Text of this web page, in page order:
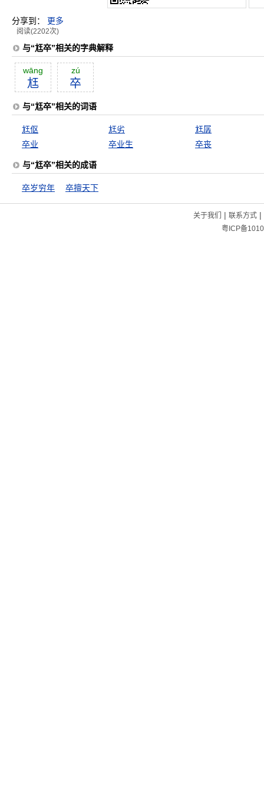
分享到： 更多
阅读(2202次)
与“尪卒”相关的字典解释
wāng
尪
zú
卒
与“尪卒”相关的词语
尪伛 尪劣
尪孱
卒业
卒业生 卒丧
与“尪卒”相关的成语
卒岁穷年 卒擅天下
关于我们 | 联系方式|
粤ICP备